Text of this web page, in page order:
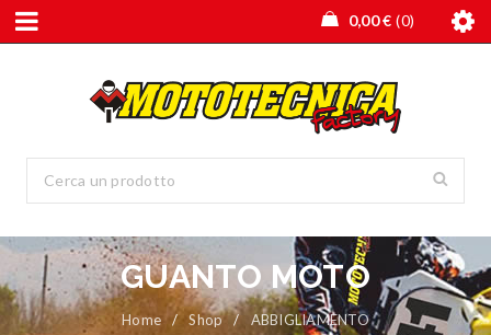
0,00€ 0
GUANTO MOTO
Home / Shop /
ABBIGLIAMENTO